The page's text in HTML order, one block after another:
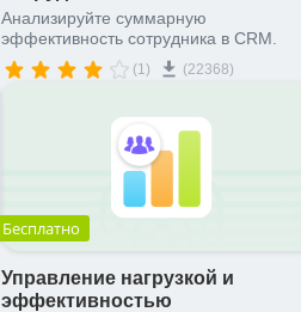
Анализируйте суммарную
эффективность сотрудника в CRM.
(1) (22368)
Бесплатно
Управление нагрузкой и
эффективностью